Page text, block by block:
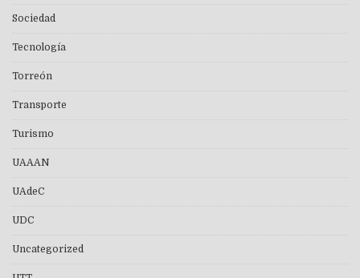
Sociedad
Tecnología
Torreón
Transporte
Turismo
UAAAN
UAdeC
UDC
Uncategorized